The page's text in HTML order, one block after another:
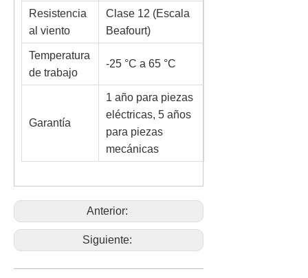
Resistencia
al viento
Clase 12 (Escala
Beafourt)
Temperatura
de trabajo
-25 °C a 65 °C
Garantía
1 año para piezas
eléctricas, 5 años
para piezas
mecánicas
Anterior:
Siguiente: